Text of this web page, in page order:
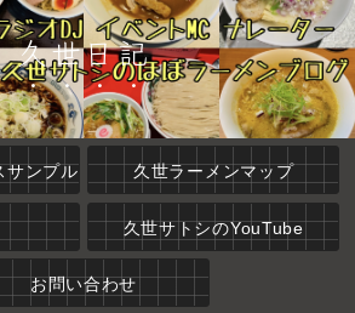
久世日記
サンプル 久世ラーメンマップ
久世サトシのYouTube
お問い合わせ